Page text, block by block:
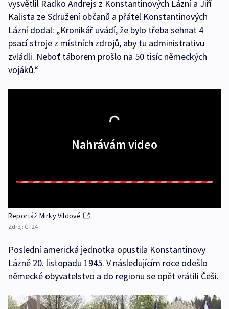
vysvětlil Radko Andrejs z Konstantinových Lázní a Jiří
Kalista ze Sdružení občanů a přátel Konstantinových
Lázní dodal: „Kronikář uvádí, že bylo třeba sehnat 4
psací stroje z místních zdrojů, aby tu administrativu
zvládli. Neboť táborem prošlo na 50 tisíc německých
vojáků.“
Nahrávám video
Reportáž Mirky Vildové
Zdroj: ČT24
Poslední americká jednotka opustila Konstantinovy
Lázně 20. listopadu 1945. V následujícím roce odešlo
německé obyvatelstvo a do regionu se opět vrátili Češi.